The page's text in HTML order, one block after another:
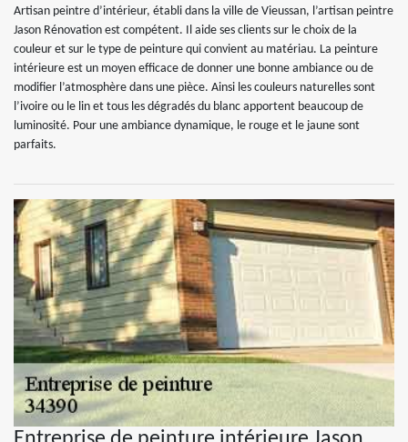
Artisan peintre d’intérieur, établi dans la ville de Vieussan, l’artisan peintre
Jason Rénovation est compétent. Il aide ses clients sur le choix de la
couleur et sur le type de peinture qui convient au matériau. La peinture
intérieure est un moyen efficace de donner une bonne ambiance ou de
modifier l’atmosphère dans une pièce. Ainsi les couleurs naturelles sont
l’ivoire ou le lin et tous les dégradés du blanc apportent beaucoup de
luminosité. Pour une ambiance dynamique, le rouge et le jaune sont
parfaits.